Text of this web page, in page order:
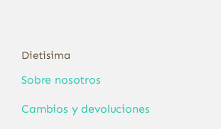
Dietisima
Sobre nosotros
Cambios y devoluciones